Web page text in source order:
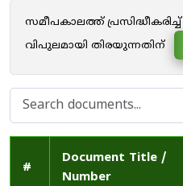
സമീപകാലത്ത് പ്രസിദ്ധീകരിച്ച്
വിപുലമായി തിരയുന്നതിന്
#
Document Title /
Number